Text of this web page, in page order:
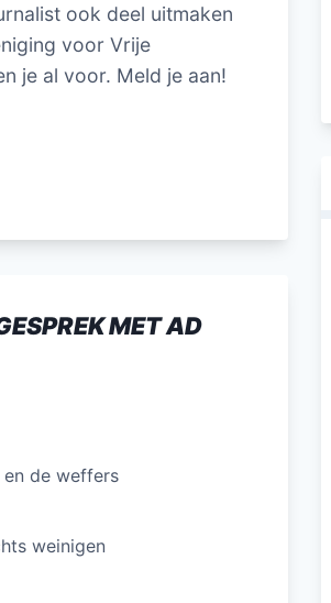
ook deel uitmaken
voor Vrije
je al voor. Meld je aan!
MET AD
en de weffers
weinigen